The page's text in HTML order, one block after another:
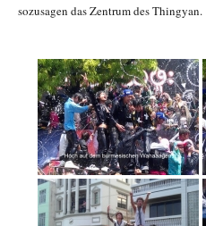
sozusagen das Zentrum des Thingyan.